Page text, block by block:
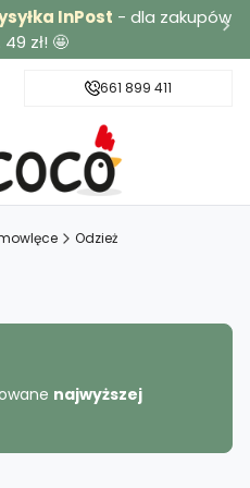
InPost - dla zakupów
zł! 🤩
Darmowa dostawa od 49 zł
661 899 411
Odzież
najwyższej